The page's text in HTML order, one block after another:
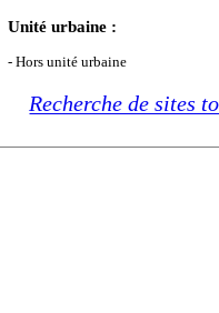
Unité urbaine :
- Hors unité urbaine
Recherche de sites